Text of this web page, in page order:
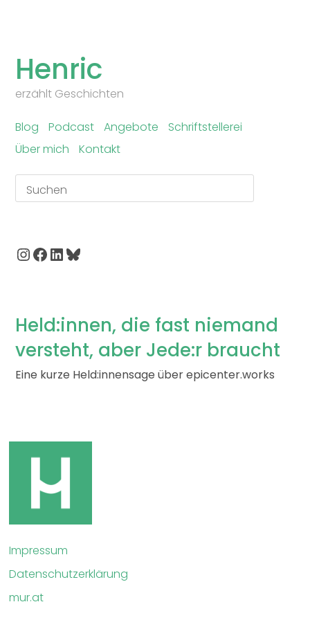
to
content
Henric
erzählt Geschichten
Blog Podcast Angebote
Schriftstellerei
Über mich
Kontakt
Suchen
Instagram
Facebook
LinkedIn
Bluesky
Held:innen, die fast niemand
versteht, aber Jede:r braucht
Eine kurze Held:innensage über epicenter.works
Impressum
Datenschutzerklärung
mur.at